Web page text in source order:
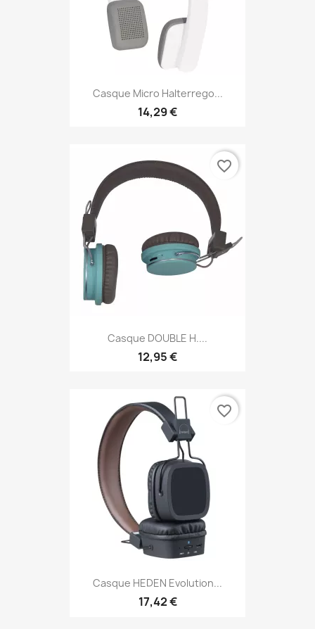
Casque Micro Halterrego...
14,29 €
Casque DOUBLE H....
12,95 €
favorite_border
Casque HEDEN Evolution...
17,42 €
favorite_border